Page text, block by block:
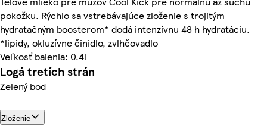
pokožku. Rýchlo sa vstrebávajúce zloženie s trojitým
hydratačným boosterom* dodá intenzívnu 48 h hydratáciu.
*lipidy, okluzívne činidlo, zvlhčovadlo
Veľkosť balenia: 0.4l
Logá tretích strán
Zelený bod
Zloženie